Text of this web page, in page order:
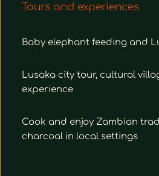
Tours and experiences
Baby elephant feeding and
Lusaka city tour, cultural
experience
Cook and enjoy Zambian
charcoal in local settings